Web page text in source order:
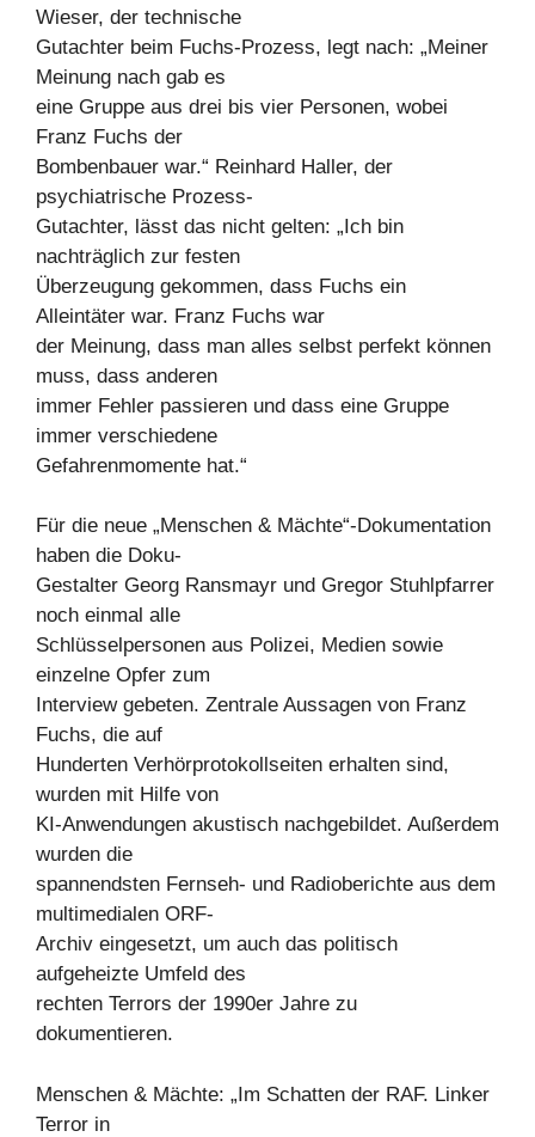
Wieser, der technische
Gutachter beim Fuchs-Prozess, legt nach: „Meiner
Meinung nach gab es
eine Gruppe aus drei bis vier Personen, wobei
Franz Fuchs der
Bombenbauer war.“ Reinhard Haller, der
psychiatrische Prozess-
Gutachter, lässt das nicht gelten: „Ich bin
nachträglich zur festen
Überzeugung gekommen, dass Fuchs ein
Alleintäter war. Franz Fuchs war
der Meinung, dass man alles selbst perfekt können
muss, dass anderen
immer Fehler passieren und dass eine Gruppe
immer verschiedene
Gefahrenmomente hat.“
Für die neue „Menschen & Mächte“-Dokumentation
haben die Doku-
Gestalter Georg Ransmayr und Gregor Stuhlpfarrer
noch einmal alle
Schlüsselpersonen aus Polizei, Medien sowie
einzelne Opfer zum
Interview gebeten. Zentrale Aussagen von Franz
Fuchs, die auf
Hunderten Verhörprotokollseiten erhalten sind,
wurden mit Hilfe von
KI-Anwendungen akustisch nachgebildet. Außerdem
wurden die
spannendsten Fernseh- und Radioberichte aus dem
multimedialen ORF-
Archiv eingesetzt, um auch das politisch
aufgeheizte Umfeld des
rechten Terrors der 1990er Jahre zu
dokumentieren.
Menschen & Mächte: „Im Schatten der RAF. Linker
Terror in